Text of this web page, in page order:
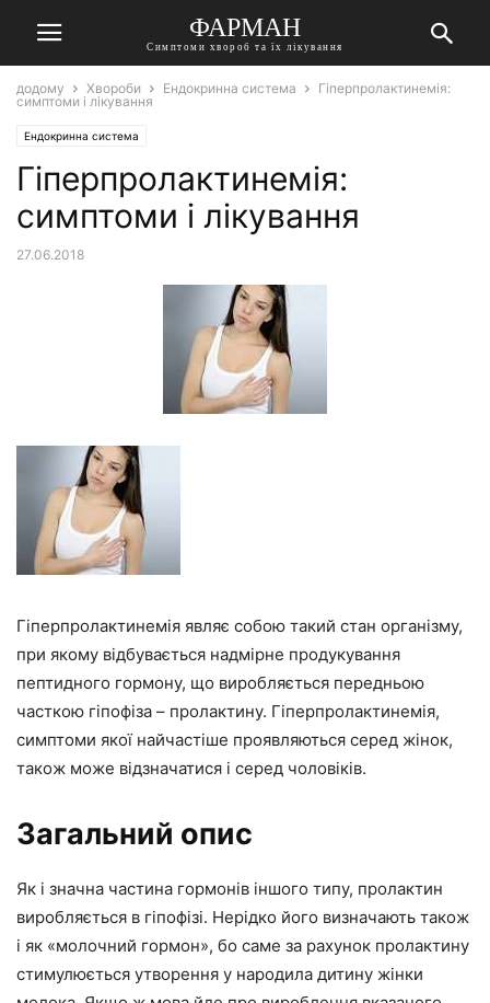
ФАРМАН
Симптоми хвороб та їх лікування
додому Хвороби Ендокринна система
Гіперпролактинемія:
симптоми і лікування
Ендокринна система
Гіперпролактинемія:
симптоми і лікування
27.06.2018
Гіперпролактинемія являє собою такий стан організму,
при якому відбувається надмірне продукування
пептидного гормону, що виробляється передньою
часткою гіпофіза – пролактину. Гіперпролактинемія,
симптоми якої найчастіше проявляються серед жінок,
також може відзначатися і серед чоловіків.
Загальний опис
Як і значна частина гормонів іншого типу, пролактин
виробляється в гіпофізі. Нерідко його визначають також
і як «молочний гормон», бо саме за рахунок пролактину
стимулюється утворення у народила дитину жінки